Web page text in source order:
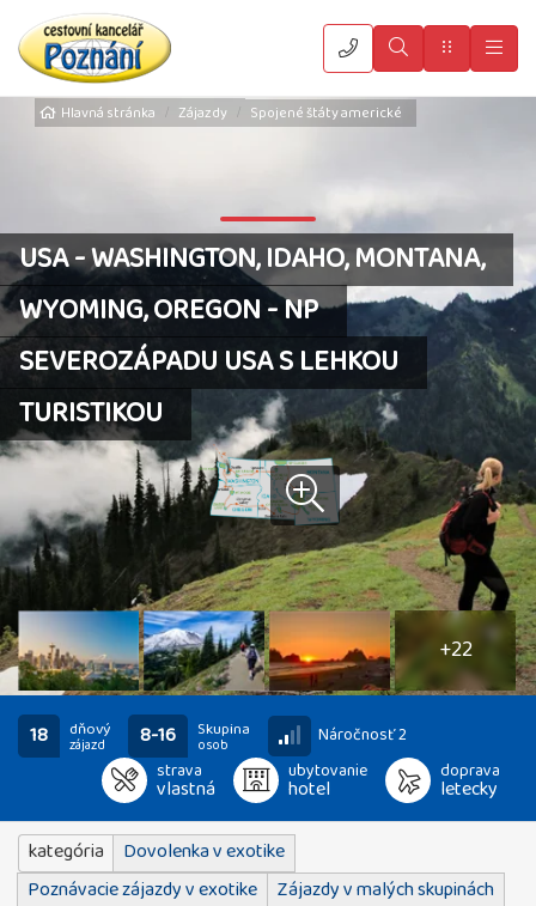
VyhledatMenu
Hlavná stránka Zájazdy Spojené štáty americké
USA - WASHINGTON, IDAHO, MONTANA,
WYOMING, OREGON - NP
SEVEROZÁPADU USA S LEHKOU
TURISTIKOU
27
fotografií
+22
18 dňový
zájazd 8-16 Skupina
osob
Náročnosť 2
strava
vlastná
ubytovanie
hotel
doprava
letecky
kategória
Dovolenka v exotike
Poznávacie zájazdy v exotike
Zájazdy v malých skupinách